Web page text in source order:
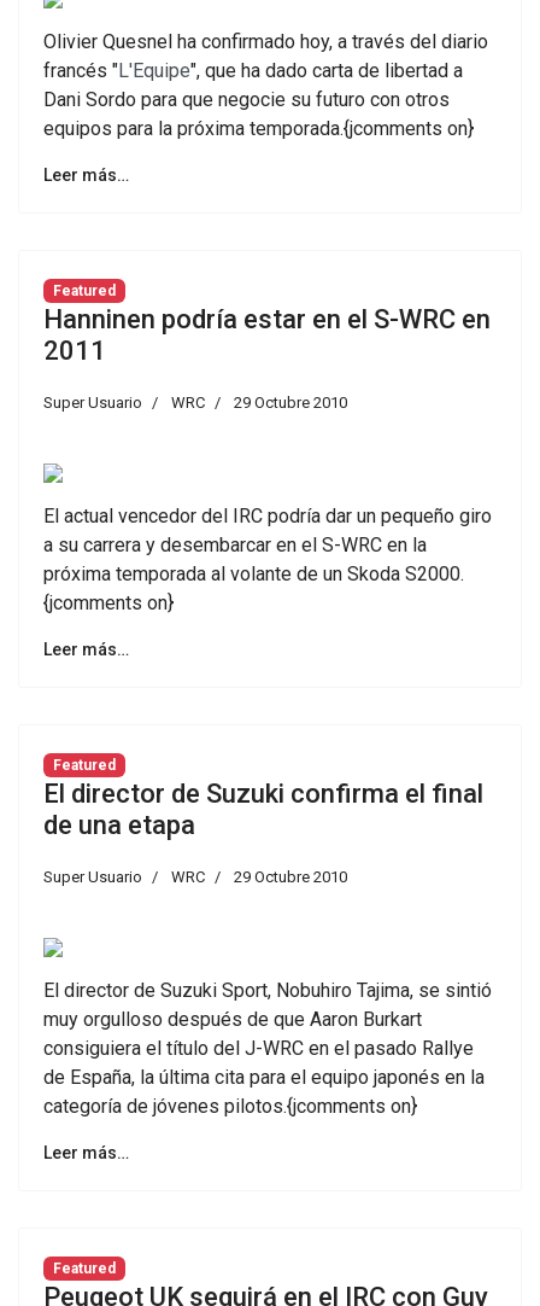
Olivier Quesnel ha confirmado hoy, a través del diario
francés "L'Equipe", que ha dado carta de libertad a
Dani Sordo para que negocie su futuro con otros
equipos para la próxima temporada.{jcomments on}
Leer más…
Featured
Hanninen podría estar en el S-WRC en
2011
Super Usuario WRC 29 Octubre 2010
El actual vencedor del IRC podría dar un pequeño giro
a su carrera y desembarcar en el S-WRC en la
próxima temporada al volante de un Skoda S2000.
{jcomments on}
Leer más…
Featured
El director de Suzuki confirma el final
de una etapa
Super Usuario WRC 29 Octubre 2010
El director de Suzuki Sport, Nobuhiro Tajima, se sintió
muy orgulloso después de que Aaron Burkart
consiguiera el título del J-WRC en el pasado Rallye
de España, la última cita para el equipo japonés en la
categoría de jóvenes pilotos.{jcomments on}
Leer más…
Featured
Peugeot UK seguirá en el IRC con Guy